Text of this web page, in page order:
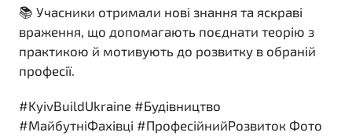
📚 Учасники отримали нові знання та яскраві
враження, що допомагають поєднати теорію з
практикою й мотивують до розвитку в обраній
професії.
#KyivBuildUkraine #Будівництво
#МайбутніФахівці #ПрофесійнийРозвиток Фото